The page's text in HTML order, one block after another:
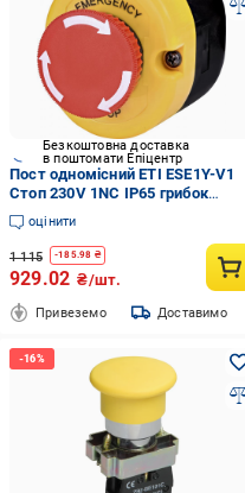
Безкоштовна доставка
в поштомати Епіцентр
Пост одномісний ETI ESE1Y-V1
Стоп 230V 1NC IP65 грибок
(4771447)
оцінити
1 115 -185.98 ₴
929.02 ₴/шт.
Привеземо Доставимо